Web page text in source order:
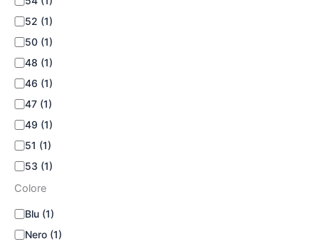
52 (1)
50 (1)
48 (1)
46 (1)
47 (1)
49 (1)
51 (1)
53 (1)
Colore
Blu (1)
Nero (1)